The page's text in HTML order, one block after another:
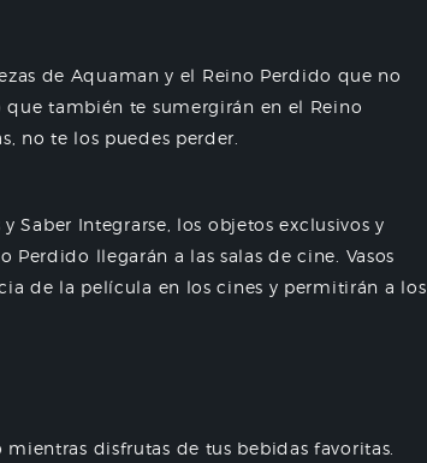
de Aquaman y el Reino Perdido que no
también te sumergirán en el Reino
no te los puedes perder.
Saber Integrarse, los objetos exclusivos y
llegarán a las salas de cine. Vasos
de la película en los cines y permitirán a los
disfrutas de tus bebidas favoritas.